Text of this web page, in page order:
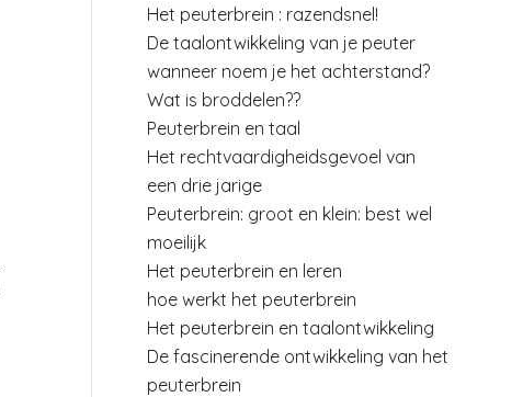
Het peuterbrein : razendsnel!
De taalontwikkeling van je peuter
wanneer noem je het achterstand?
Wat is broddelen??
Peuterbrein en taal
Het rechtvaardigheidsgevoel van
een drie jarige
Peuterbrein: groot en klein: best wel
moeilijk
Het peuterbrein en leren
hoe werkt het peuterbrein
Het peuterbrein en taalontwikkeling
De fascinerende ontwikkeling van het
peuterbrein